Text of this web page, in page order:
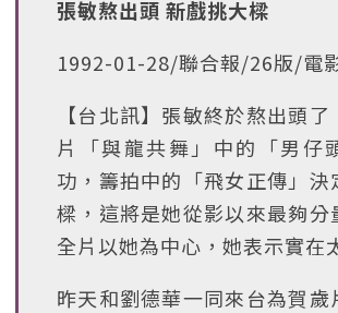
張敏熬出頭 新戲挑大樑
1992-01-28/聯合報/26版/電
【台北訊】張敏終於熬出頭
片「與龍共舞」中的「男仔
功，籌拍中的「飛女正傳」決
樑，這將是她從影以來最夠分
全片以她為中心，她表示實在
昨天和劉德華一同來台為賀歲